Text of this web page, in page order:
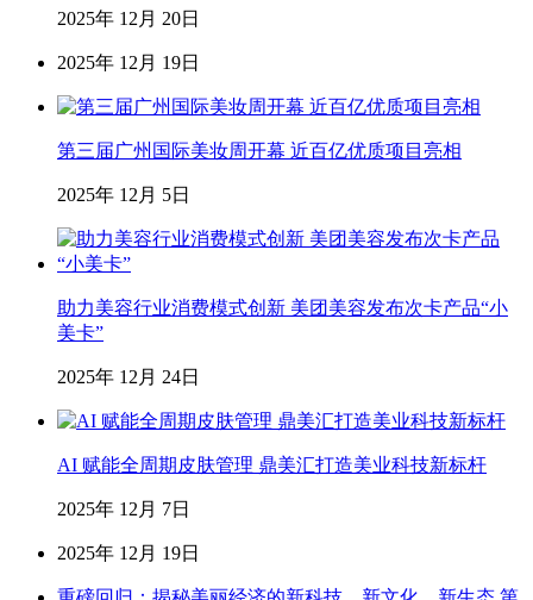
2025年 12月 20日
2025年 12月 19日
第三届广州国际美妆周开幕 近百亿优质项目亮相
2025年 12月 5日
助力美容行业消费模式创新 美团美容发布次卡产品“小
美卡”
2025年 12月 24日
AI 赋能全周期皮肤管理 鼎美汇打造美业科技新标杆
2025年 12月 7日
2025年 12月 19日